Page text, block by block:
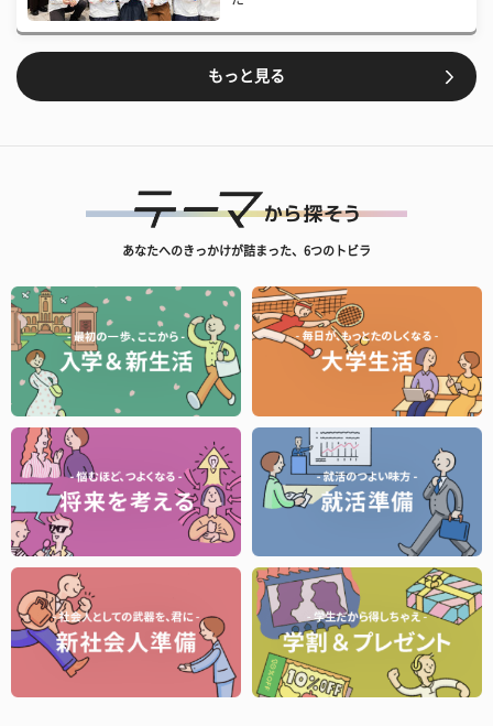
もっと見る
あなたへのきっかけが詰まった、6つのトビラ